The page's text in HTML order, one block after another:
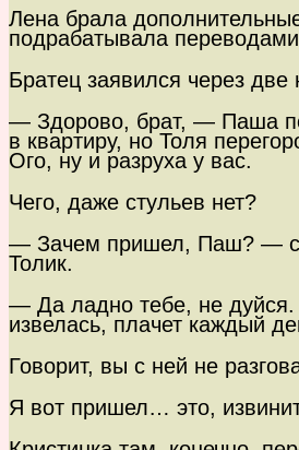
Лена брала
подрабатывала
Братец заявился через две
— Здорово, брат, — Паша
в квартиру, но Толя
Ого, ну и разруха у вас.
Чего, даже стульев нет?
— Зачем пришел, Паш? —
Толик.
— Да ладно тебе, не
извелась, плачет каждый
Говорит, вы с ней не
Я вот пришел… это,